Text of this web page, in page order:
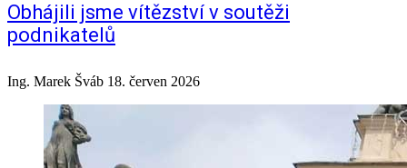
Obhájili jsme vítězství v soutěži
podnikatelů
Ing. Marek Šváb 18. červen 2026